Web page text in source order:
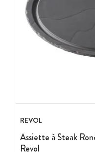
REVOL
Assiette à Steak
Revol